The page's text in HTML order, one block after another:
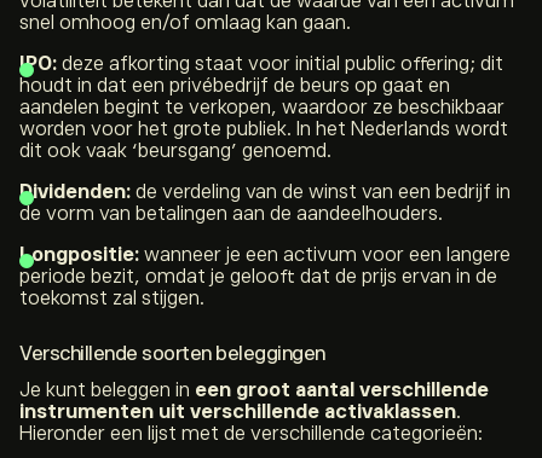
snel omhoog en/of omlaag kan gaan.
IPO: deze afkorting staat voor initial public offering; dit
houdt in dat een privébedrijf de beurs op gaat en
aandelen begint te verkopen, waardoor ze beschikbaar
worden voor het grote publiek. In het Nederlands wordt
dit ook vaak ‘beursgang’ genoemd.
Dividenden: de verdeling van de winst van een bedrijf in
de vorm van betalingen aan de aandeelhouders.
Longpositie: wanneer je een activum voor een langere
periode bezit, omdat je gelooft dat de prijs ervan in de
toekomst zal stijgen.
Verschillende soorten beleggingen
Je kunt beleggen in een groot aantal verschillende
instrumenten uit verschillende activaklassen.
Hieronder een lijst met de verschillende categorieën: